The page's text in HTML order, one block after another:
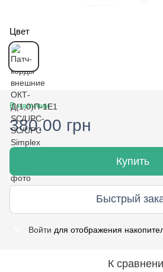
Цвет
В наличии
380.00 грн
Купить
Быстрый
Войти для отображения
К